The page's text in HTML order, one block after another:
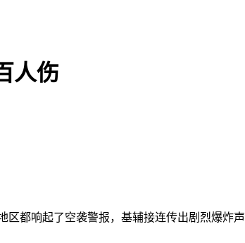
人伤
响起了空袭警报，基辅接连传出剧烈爆炸